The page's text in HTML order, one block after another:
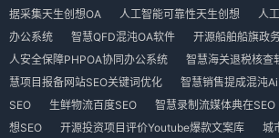
据采集天生创想OA
人工智能可靠性天生创想
人
办公系统
智慧QFD混沌OA软件 开源船舶船旗政
人安全保障PHPOA协同办公系统
智慧海关退税核查
慧项目报备网站SEO关键词优化
智慧销售提成混沌Ai
SEO
生鲜物流百度SEO 智慧录制流媒体典在SEO
想SEO
开源投资项目评价Youtube爆款文案库 城